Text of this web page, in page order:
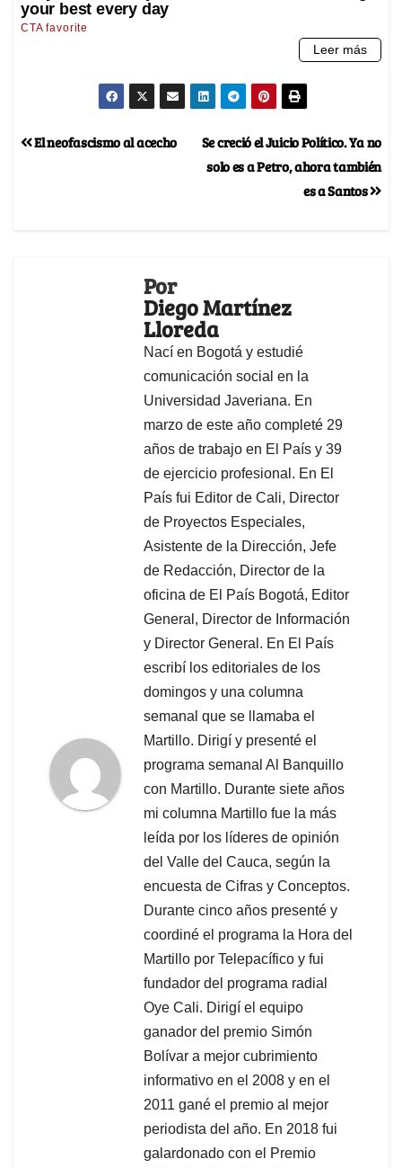
Se creció el Juicio Político. Ya no
solo es a Petro, ahora también
es a Santos
El neofascismo al acecho
Por
Diego Martínez
Lloreda
Nací en Bogotá y estudié
comunicación social en la
Universidad Javeriana. En
marzo de este año completé 29
años de trabajo en El País y 39
de ejercicio profesional. En El
País fui Editor de Cali, Director
de Proyectos Especiales,
Asistente de la Dirección, Jefe
de Redacción, Director de la
oficina de El País Bogotá, Editor
General, Director de Información
y Director General. En El País
escribí los editoriales de los
domingos y una columna
semanal que se llamaba el
Martillo. Dirigí y presenté el
programa semanal Al Banquillo
con Martillo. Durante siete años
mi columna Martillo fue la más
leída por los líderes de opinión
del Valle del Cauca, según la
encuesta de Cifras y Conceptos.
Durante cinco años presenté y
coordiné el programa la Hora del
Martillo por Telepacífico y fui
fundador del programa radial
Oye Cali. Dirigí el equipo
ganador del premio Simón
Bolívar a mejor cubrimiento
informativo en el 2008 y en el
2011 gané el premio al mejor
periodista del año. En 2018 fui
galardonado con el Premio